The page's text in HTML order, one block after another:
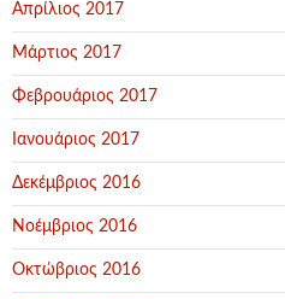
Απρίλιος 2017
Μάρτιος 2017
Φεβρουάριος 2017
Ιανουάριος 2017
Δεκέμβριος 2016
Νοέμβριος 2016
Οκτώβριος 2016